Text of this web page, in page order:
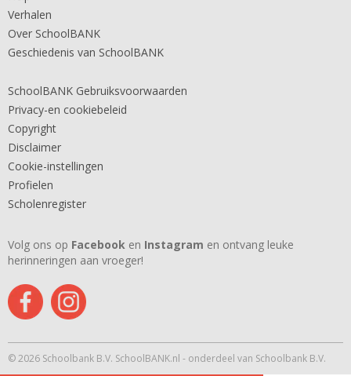
Verhalen
Over SchoolBANK
Geschiedenis van SchoolBANK
SchoolBANK Gebruiksvoorwaarden
Privacy-en cookiebeleid
Copyright
Disclaimer
Cookie-instellingen
Profielen
Scholenregister
Volg ons op Facebook en Instagram en ontvang leuke
herinneringen aan vroeger!
© 2026 Schoolbank B.V. SchoolBANK.nl - onderdeel van Schoolbank B.V.